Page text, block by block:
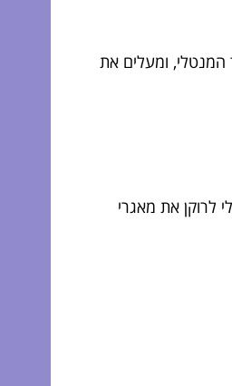
המנטלי, ומעלים את
לרוקן את מאגרי